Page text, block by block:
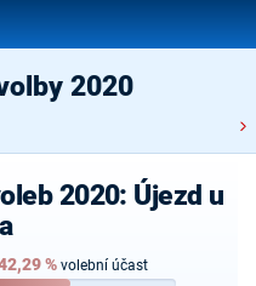
2020
2020: Újezd u
% volební účast